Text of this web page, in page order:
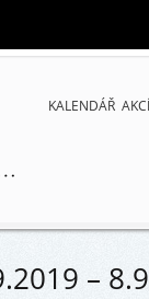
KALENDÁŘ AKCÍ
–